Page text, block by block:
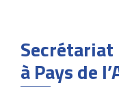
à Pays de